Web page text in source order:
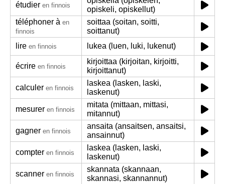
étudier en finnois
opiskeli, opiskellut)
téléphoner à en
finnois
soittaa (soitan, soitti,
soittanut)
lire en finnois lukea (luen, luki, lukenut)
écrire en finnois
kirjoittaa (kirjoitan, kirjoitti,
kirjoittanut)
calculer en finnois
laskea (lasken, laski,
laskenut)
mesurer en finnois
mitata (mittaan, mittasi,
mitannut)
gagner en finnois
ansaita (ansaitsen, ansaitsi,
ansainnut)
compter en finnois
laskea (lasken, laski,
laskenut)
scanner en finnois
skannata (skannaan,
skannasi, skannannut)